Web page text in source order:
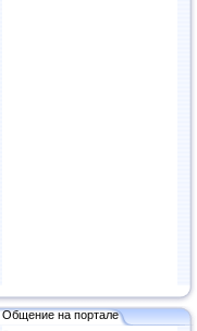
Общение на портале